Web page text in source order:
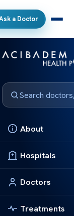
a Doctor
About
Hospitals
Doctors
Treatments
и усложнения